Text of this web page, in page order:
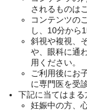
されるものは
コンテンツの
し、10分から
斜視や複視、
や、眼科に通
用ください。
ご利用後にお
に専門医を受
下記に当てはまる
妊娠中の方、